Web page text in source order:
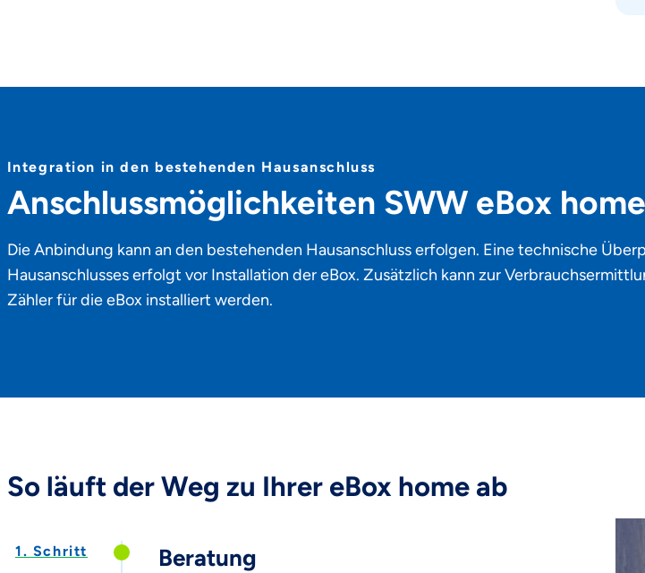
Anschlussmöglichkeiten SWW eBox home
Integration in den bestehenden Hausanschluss
Die Anbindung kann an den bestehenden Hausanschluss erfolgen. Eine technische
Hausanschlusses erfolgt vor Installation der eBox. Zusätzlich kann zur
Zähler für die eBox installiert werden.
So läuft der Weg zu Ihrer eBox home ab
Beratung
1. Schritt